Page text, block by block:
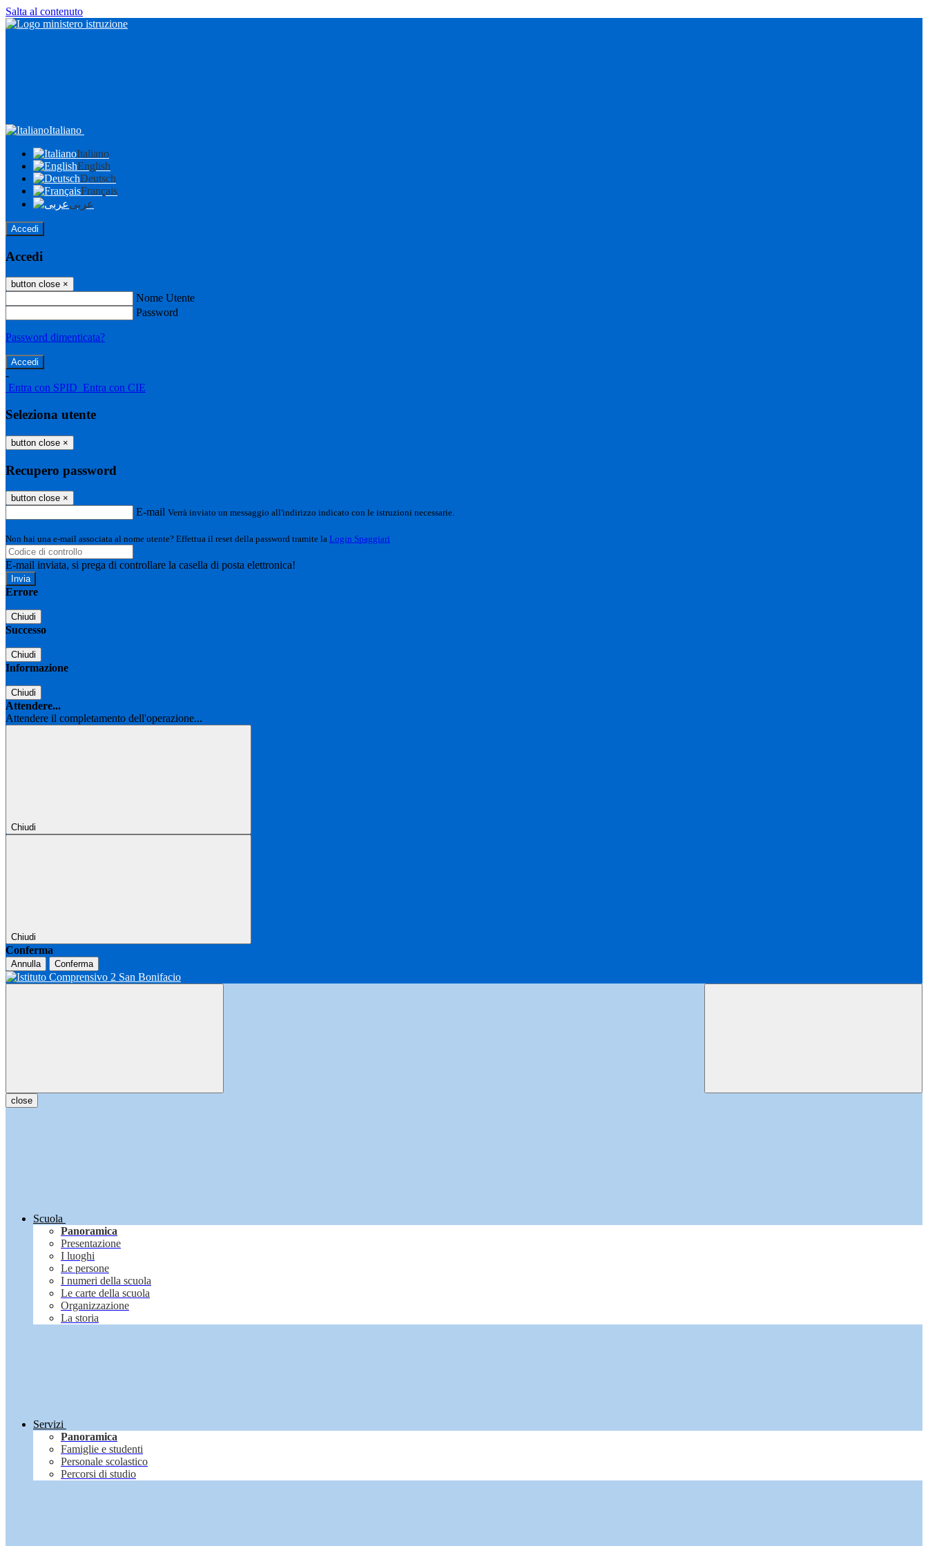
Salta al contenuto
Italiano
Italiano
English
Deutsch
Français
عربى
Accedi
Accedi
button close ×
Nome Utente
Password
Password dimenticata?
-
Entra con SPID Entra con CIE
Seleziona utente
button close ×
Recupero password
button close ×
E-mail Verrà inviato un messaggio all'indirizzo indicato con le istruzioni necessarie.
Non hai una e-mail associata al nome utente? Effettua il reset della password tramite la Login Spaggiari
E-mail inviata, si prega di controllare la casella di posta elettronica!
Errore
Chiudi
Successo
Chiudi
Informazione
Chiudi
Attendere...
Attendere il completamento dell'operazione...
Chiudi
Chiudi
Conferma
Annulla Conferma
close
Scuola
Panoramica
Presentazione
I luoghi
Le persone
I numeri della scuola
Le carte della scuola
Organizzazione
La storia
Servizi
Panoramica
Famiglie e studenti
Personale scolastico
Percorsi di studio